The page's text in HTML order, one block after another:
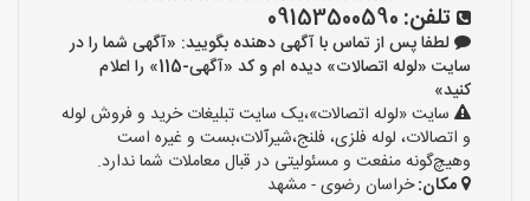
تلفن: 09153500590
لطفا پس از تماس با آگهی دهنده بگویید: «آگهی شما را در
سایت «لوله اتصالات» دیده ام و کد «آگهی-115» را اعلام
کنید»
سایت «لوله اتصالات»،یک سایت تبلیغات خرید و فروش لوله
و اتصالات، لوله فلزی، فلنج،شیرآلات،بست و غیره است
وهیچ‌گونه منفعت و مسئولیتی در قبال معاملات شما ندارد.
مکان:خراسان رضوی - مشهد